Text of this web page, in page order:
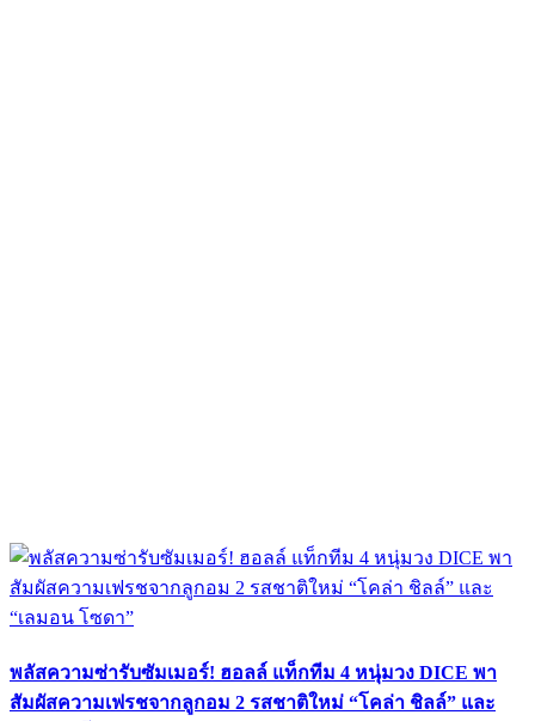
พลัสความซ่ารับซัมเมอร์! ฮอลล์ แท็กทีม 4 หนุ่มวง DICE พา
สัมผัสความเฟรชจากลูกอม 2 รสชาติใหม่ “โคล่า ชิลล์” และ